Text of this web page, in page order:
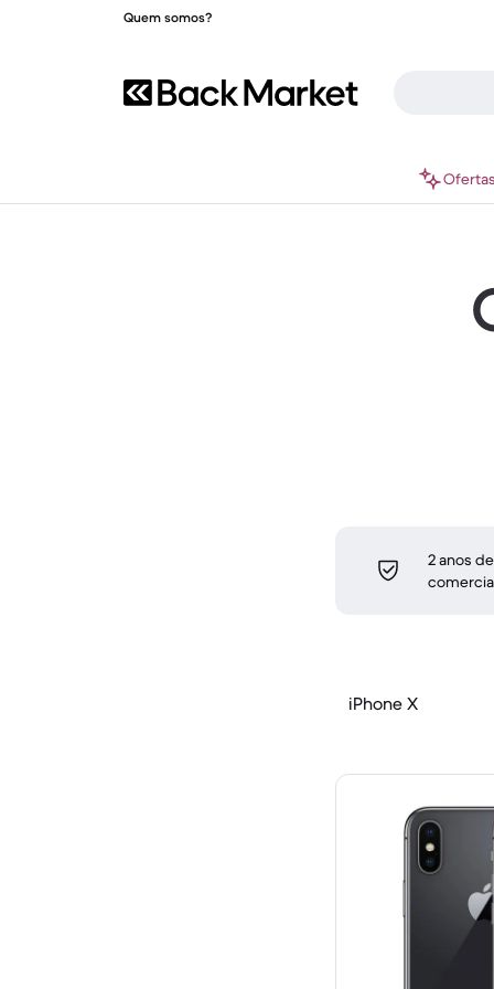
Quem somos?
Ofertas
2 anos
iPhone X